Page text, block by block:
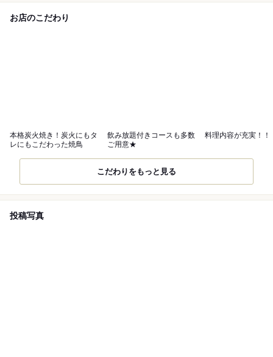
お店のこだわり
本格炭火焼き！炭火にもタ
レにもこだわった焼鳥
飲み放題付きコースも多数
ご用意★
料理内容が充実！！
こだわりをもっと見る
投稿写真